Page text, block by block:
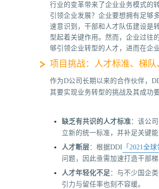
行业的变革带来了企业业务模式的
引领企业发展？企业要想拥有足够
速意识到，干部和人才队伍建设是
型起着关键作用。然而，企业过往
够引领企业转型的人才，进而在企
项目挑战：人才标准、梯
作为D公司长期以来的合作伙伴，
其要实现业务转型的挑战及其成功
缺乏有共识的人才标准：该公
立新的统一标准，并补足关键能
人才断层：根据DDI 「2021全
问题，因此亟需加速打造干部
人才年轻化不足 ：与不少国企
引力与留任率也刻不容缓。